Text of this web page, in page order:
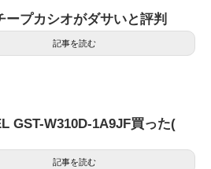
ープカシオがダサいと評判
記事を読む
GST-W310D-1A9JF買った(
記事を読む